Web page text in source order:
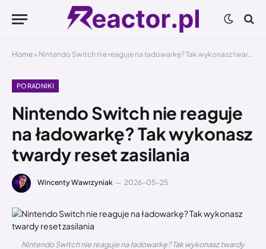
Home » Nintendo Switch nie reaguje na ładowarkę? Tak wykonasz twardy reset zasilania
PORADNIKI
Nintendo Switch nie reaguje
na ładowarkę? Tak wykonasz
twardy reset zasilania
Wincenty Wawrzyniak 2026-05-25
Nintendo Switch nie reaguje na ładowarkę? Tak wykonasz twardy